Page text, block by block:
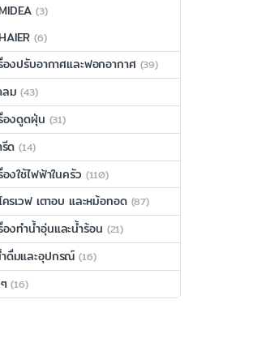
(3)
(6)
องปรับอากาศและฟอกอากาศ (39)
ม (43)
องดูดฝุ่น (31)
รีด (14)
องใช้ไฟฟ้าในครัว (110)
ครเวฟ เตาอบ และหม้อทอด (87)
องทำน้ำอุ่นและน้ำร้อน (21)
ดื่มและอุปกรณ์ (16)
(16)